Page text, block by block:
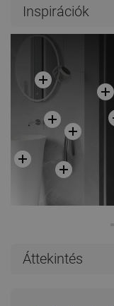
Inspirációk
Áttekintés